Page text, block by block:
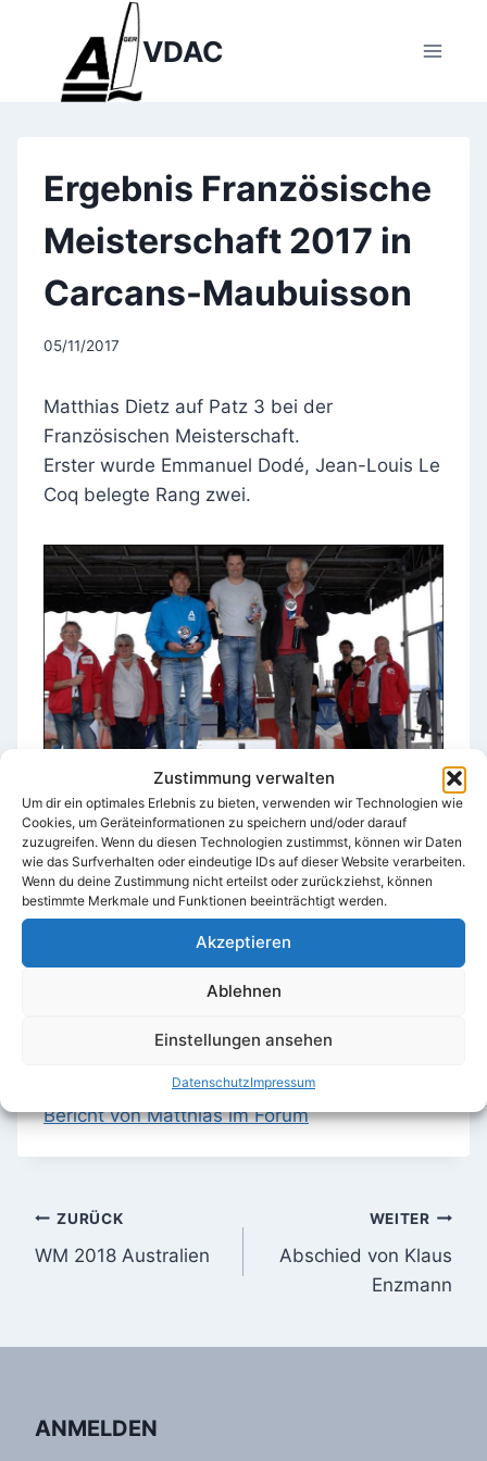
Zustimmung verwalten
Um dir ein optimales Erlebnis zu bieten, verwenden wir Technologien wie
Cookies, um Geräteinformationen zu speichern und/oder darauf
zuzugreifen. Wenn du diesen Technologien zustimmst, können wir Daten
wie das Surfverhalten oder eindeutige IDs auf dieser Website verarbeiten.
Wenn du deine Zustimmung nicht erteilst oder zurückziehst, können
bestimmte Merkmale und Funktionen beeinträchtigt werden.
Akzeptieren
Ablehnen
Einstellungen ansehen
DatenschutzImpressum
springen
VDAC
Ergebnis Französische
Meisterschaft 2017 in
Carcans-Maubuisson
05/11/2017
Matthias Dietz auf Patz 3 bei der
Französischen Meisterschaft.
Erster wurde Emmanuel Dodé, Jean-Louis Le
Coq belegte Rang zwei.
Und hier die Ergebnisliste:
Bericht von Matthias im Forum
Beitragsnavigation
ZURÜCK
WM 2018 Australien
WEITER
Abschied von Klaus
Enzmann
ANMELDEN